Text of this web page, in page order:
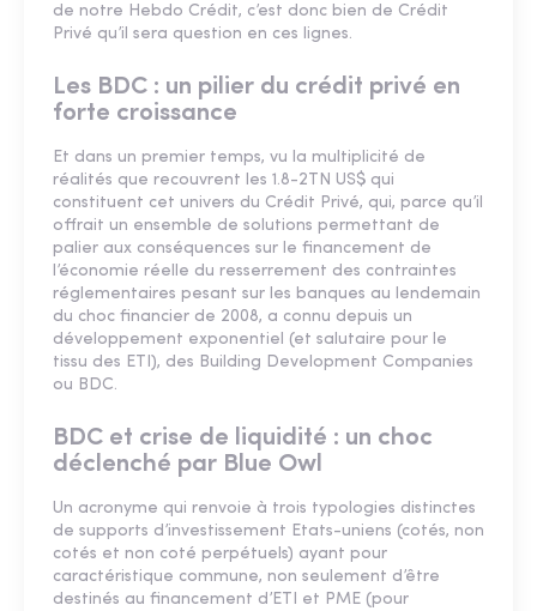
de notre Hebdo Crédit, c’est donc bien de Crédit
Privé qu’il sera question en ces lignes.
Les BDC : un pilier du crédit privé en
forte croissance
Et dans un premier temps, vu la multiplicité de
réalités que recouvrent les 1.8-2TN US$ qui
constituent cet univers du Crédit Privé, qui, parce qu’il
offrait un ensemble de solutions permettant de
palier aux conséquences sur le financement de
l’économie réelle du resserrement des contraintes
réglementaires pesant sur les banques au lendemain
du choc financier de 2008, a connu depuis un
développement exponentiel (et salutaire pour le
tissu des ETI), des Building Development Companies
ou BDC.
BDC et crise de liquidité : un choc
déclenché par Blue Owl
Un acronyme qui renvoie à trois typologies distinctes
de supports d’investissement Etats-uniens (cotés, non
cotés et non coté perpétuels) ayant pour
caractéristique commune, non seulement d’être
destinés au financement d’ETI et PME (pour